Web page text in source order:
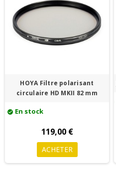
HOYA Filtre polarisant
circulaire HD MKII 82 mm
check_circle En stock
119,00 €
ACHETER